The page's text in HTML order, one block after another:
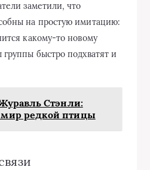
заметили, что
на простую имитацию:
какому-то новому
быстро подхватят и
Стэнли:
редкой птицы